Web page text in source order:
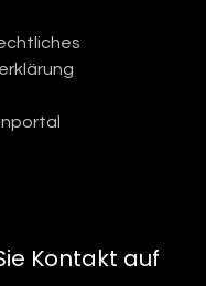
Kontakt auf